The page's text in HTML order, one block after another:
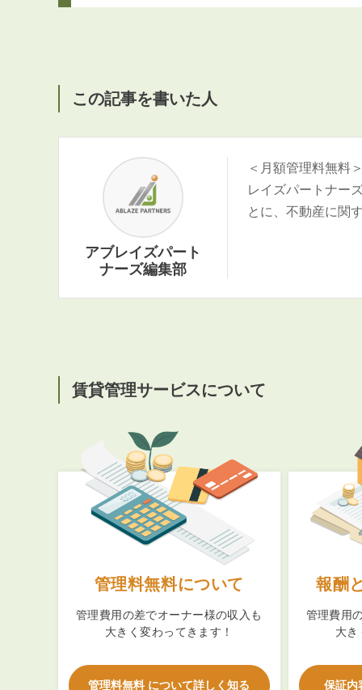
この記事を書いた人
アブレイズパート
ナーズ編集部
＜月額管理料無料
レイズパートナー
とに、不動産に関
賃貸管理サービスについて
管理料無料について
管理費用の差でオーナー様の収入も
大きく変わってきます！
管理料無料 について詳しく知る
報酬
管理費用
大き
保証内